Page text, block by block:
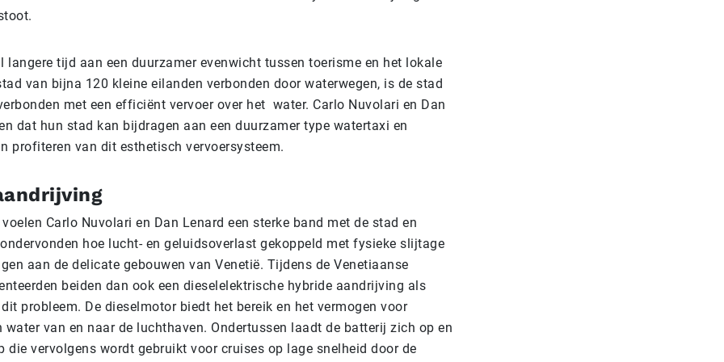
langere tijd aan een duurzamer evenwicht tussen toerisme en het lokale
van bijna 120 kleine eilanden verbonden door waterwegen, is de stad
met een efficiënt vervoer over het water. Carlo Nuvolari en Dan
dat hun stad kan bijdragen aan een duurzamer type watertaxi en
profiteren van dit esthetisch vervoersysteem.
Carlo Nuvolari en Dan Lenard een sterke band met de stad en
hoe lucht- en geluidsoverlast gekoppeld met fysieke slijtage
aan de delicate gebouwen van Venetië. Tijdens de Venetiaanse
beiden dan ook een dieselelektrische hybride aandrijving als
probleem. De dieselmotor biedt het bereik en het vermogen voor
water van en naar de luchthaven. Ondertussen laadt de batterij zich op en
die vervolgens wordt gebruikt voor cruises op lage snelheid door de